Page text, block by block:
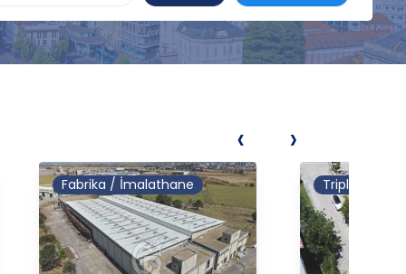
Fabrika / İmalathane Tripleks
‹ ›